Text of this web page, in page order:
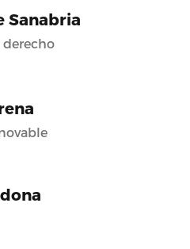
Sanabria
derecho